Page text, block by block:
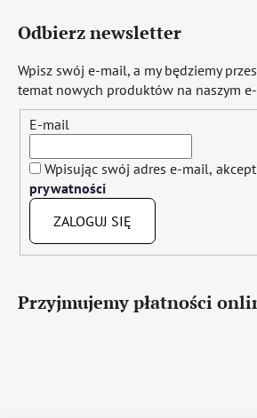
Odbierz newsletter
Wpisz swój e-mail, a my będziemy
temat nowych produktów na naszym
E-mail
Wpisując swój adres e-mail,
prywatności
ZALOGUJ SIĘ
Przyjmujemy płatności